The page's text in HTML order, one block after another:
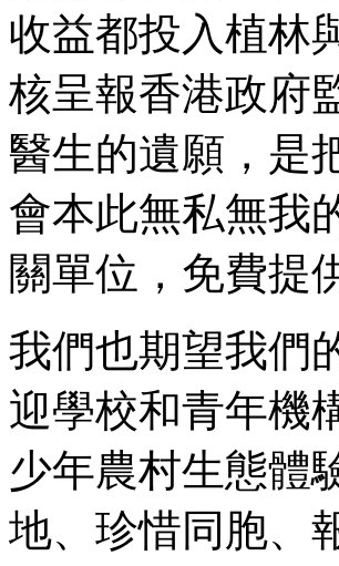
收益都投入植林
核呈報香港政府
醫生的遺願，是
會本此無私無我
關單位，免費提
我們也期望我們
迎學校和青年機
少年農村生態體
地、珍惜同胞、